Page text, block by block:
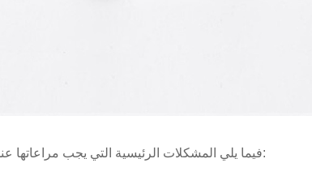
فيما يلي المشكلات الرئيسية التي يجب مراعاتها عند استخدام الأدلة الخطية: